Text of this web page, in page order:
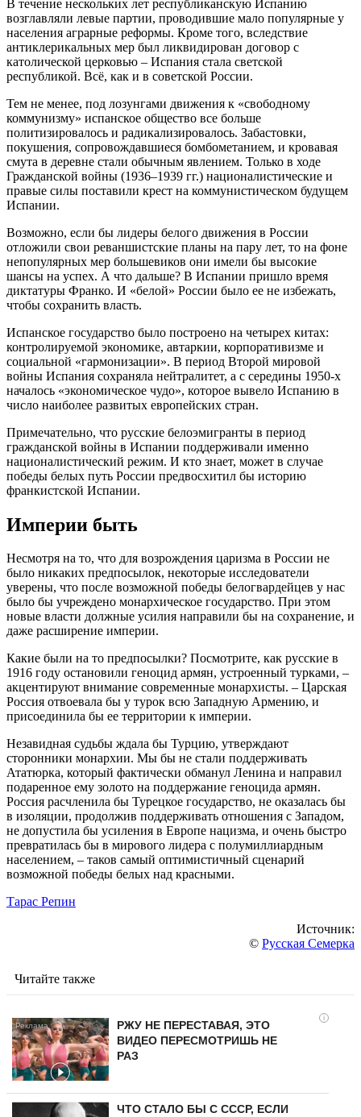
В течение нескольких лет республиканскую Испанию
возглавляли левые партии, проводившие мало популярные у
населения аграрные реформы. Кроме того, вследствие
антиклерикальных мер был ликвидирован договор с
католической церковью – Испания стала светской
республикой. Всё, как и в советской России.
Тем не менее, под лозунгами движения к «свободному
коммунизму» испанское общество все больше
политизировалось и радикализировалось. Забастовки,
покушения, сопровождавшиеся бомбометанием, и кровавая
смута в деревне стали обычным явлением. Только в ходе
Гражданской войны (1936–1939 гг.) националистические и
правые силы поставили крест на коммунистическом будущем
Испании.
Возможно, если бы лидеры белого движения в России
отложили свои реваншистские планы на пару лет, то на фоне
непопулярных мер большевиков они имели бы высокие
шансы на успех. А что дальше? В Испании пришло время
диктатуры Франко. И «белой» России было ее не избежать,
чтобы сохранить власть.
Испанское государство было построено на четырех китах:
контролируемой экономике, автаркии, корпоративизме и
социальной «гармонизации». В период Второй мировой
войны Испания сохраняла нейтралитет, а с середины 1950-х
началось «экономическое чудо», которое вывело Испанию в
число наиболее развитых европейских стран.
Примечательно, что русские белоэмигранты в период
гражданской войны в Испании поддерживали именно
националистический режим. И кто знает, может в случае
победы белых путь России предвосхитил бы историю
франкистской Испании.
Империи быть
Несмотря на то, что для возрождения царизма в России не
было никаких предпосылок, некоторые исследователи
уверены, что после возможной победы белогвардейцев у нас
было бы учреждено монархическое государство. При этом
новые власти должные усилия направили бы на сохранение, и
даже расширение империи.
Какие были на то предпосылки? Посмотрите, как русские в
1916 году остановили геноцид армян, устроенный турками, –
акцентируют внимание современные монархисты. – Царская
Россия отвоевала бы у турок всю Западную Армению, и
присоединила бы ее территории к империи.
Незавидная судьбы ждала бы Турцию, утверждают
сторонники монархии. Мы бы не стали поддерживать
Ататюрка, который фактически обманул Ленина и направил
подаренное ему золото на поддержание геноцида армян.
Россия расчленила бы Турецкое государство, не оказалась бы
в изоляции, продолжив поддерживать отношения с Западом,
не допустила бы усиления в Европе нацизма, и очень быстро
превратилась бы в мирового лидера с полумиллиардным
населением, – таков самый оптимистичный сценарий
возможной победы белых над красными.
Тарас Репин
Источник:
© Русская Семерка
Читайте также
i
РЖУ НЕ ПЕРЕСТАВАЯ, ЭТО
ВИДЕО ПЕРЕСМОТРИШЬ НЕ
РАЗ
ЧТО СТАЛО БЫ С СССР, ЕСЛИ